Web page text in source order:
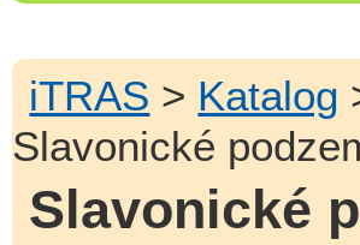
iTRAS > Katalog
Slavonické
Slavonické